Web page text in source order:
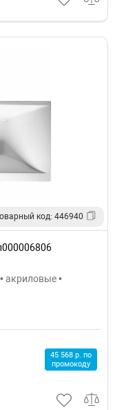
код: 446940
акриловые •
45 568 р. по
промокоду